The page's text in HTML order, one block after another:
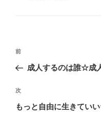
投
ナ
ビ
ゲ
前
の
稿
前
成人するのは誰☆成
次
の
次
もっと自由に生きてい